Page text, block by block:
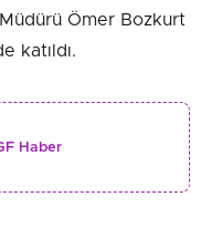
Ömer Bozkurt
katıldı.
Haber